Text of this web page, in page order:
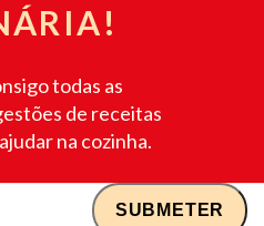
todas as
de receitas
na cozinha.